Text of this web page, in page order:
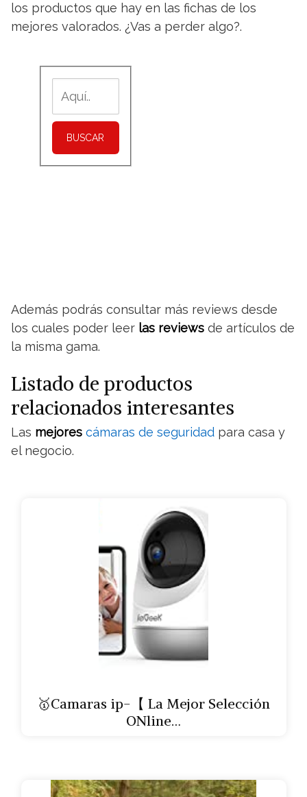
los productos que hay en las fichas de los
mejores valorados. ¿Vas a perder algo?.
BUSCAR
Además podrás consultar más reviews desde
los cuales poder leer las reviews de artículos de
la misma gama.
Listado de productos
relacionados interesantes
Las mejores cámaras de seguridad para casa y
el negocio.
🥇Camaras ip-【 La Mejor Selección
ONline…